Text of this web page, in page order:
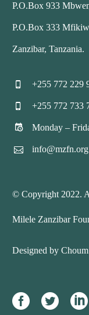
P.O.Box 933
P.O.Box 333
Zanzibar, Tanzania.

 +255 772 229

 +255 772 733

 Monday –

 info@mzfn.org
© Copyright 2022.
Milele Zanzibar
Designed by